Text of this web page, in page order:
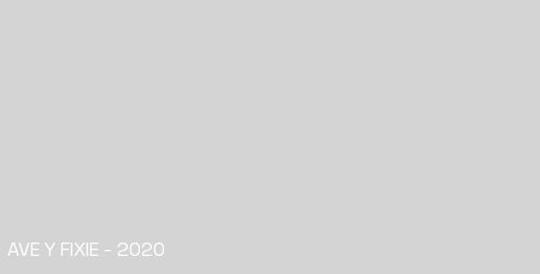
AVE Y FIXIE - 2020